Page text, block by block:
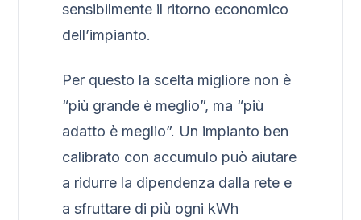
sensibilmente il ritorno economico
dell’impianto.
Per questo la scelta migliore non è
“più grande è meglio”, ma “più
adatto è meglio”. Un impianto ben
calibrato con accumulo può aiutare
a ridurre la dipendenza dalla rete e
a sfruttare di più ogni kWh